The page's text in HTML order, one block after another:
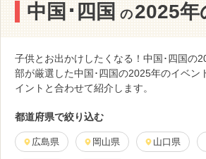
中国･四国 の 2025年
子供とお出かけしたくなる！中国･四国の
部が厳選した中国･四国の2025年のイベ
イントと合わせて紹介します。
都道府県で絞り込む
広島県 岡山県 山口県